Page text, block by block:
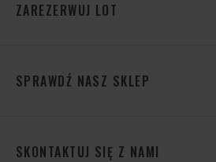
ZAREZERWUJ LOT
SPRAWDŹ NASZ SKLEP
SKONTAKTUJ SIĘ Z NAMI